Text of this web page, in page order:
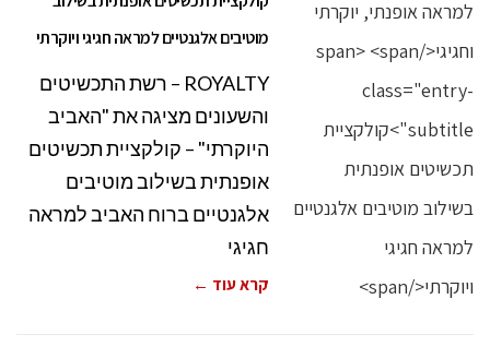
מוטיבים אלגנטיים למראה חגיגי ויוקרתי
ROYALTY – רשת התכשיטים
והשעונים מציגה את "האביב
היוקרתי" – קולקציית תכשיטים
אופנתית בשילוב מוטיבים
אלגנטיים ברוח האביב למראה
חגיגי
קרא עוד ←